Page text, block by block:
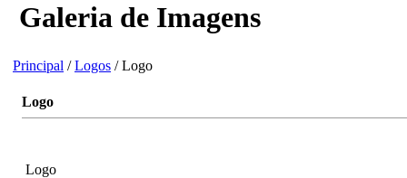
Galeria de Imagens
Principal /Logos / Logo
Logo
Logo